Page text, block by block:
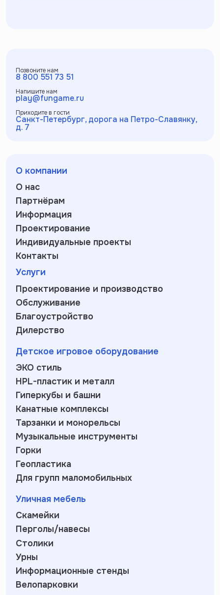
Позвоните нам
8 800 551 73 51
Напишите нам
play@fungame.ru
Приходите в гости
Санкт-Петербург, дорога на Петро-Славянку,
д. 7
О компании
О нас
Партнёрам
Информация
Проектирование
Индивидуальные проекты
Контакты
Услуги
Проектирование и производство
Обслуживание
Благоустройство
Дилерство
Детское игровое оборудование
ЭКО стиль
HPL-пластик и металл
Гиперкубы и башни
Канатные комплексы
Тарзанки и монорельсы
Музыкальные инструменты
Горки
Геопластика
Для групп маломобильных
Уличная мебель
Скамейки
Перголы/навесы
Столики
Урны
Информационные стенды
Велопарковки